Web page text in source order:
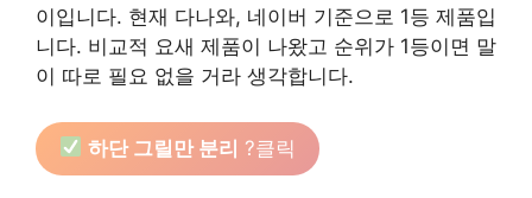
이입니다. 현재 다나와, 네이버 기준으로 1등 제품입
니다. 비교적 요새 제품이 나왔고 순위가 1등이면 말
이 따로 필요 없을 거라 생각합니다.
하단 그릴만 분리 ?클릭